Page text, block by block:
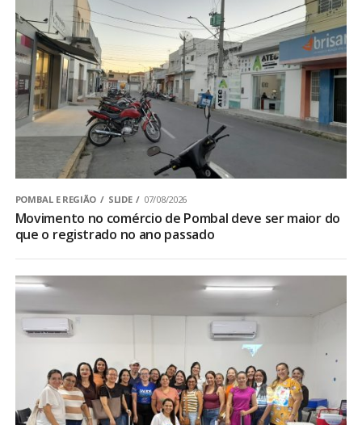
POMBAL E REGIÃO SLIDE 07/08/2026
Movimento no comércio de Pombal deve ser maior do
que o registrado no ano passado